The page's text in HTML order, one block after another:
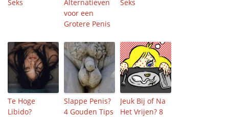
Seks
Alternatieven
voor een
Grotere Penis
Seks
Te Hoge
Libido?
Slappe Penis?
4 Gouden Tips
Jeuk Bij of Na
Het Vrijen? 8